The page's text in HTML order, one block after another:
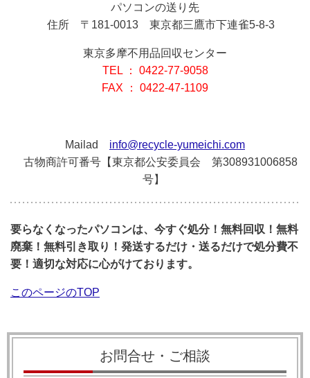
パソコンの送り先
住所 〒181-0013 東京都三鷹市下連雀5-8-3
東京多摩不用品回収センター
TEL ： 0422-77-9058
FAX ： 0422-47-1109
Mailad info@recycle-yumeichi.com
古物商許可番号【東京都公安委員会 第308931006858
号】
要らなくなったパソコンは、今すぐ処分！無料回収！無料
廃棄！無料引き取り！発送するだけ・送るだけで処分費不
要！適切な対応に心がけております。
このページのTOP
お問合せ・ご相談